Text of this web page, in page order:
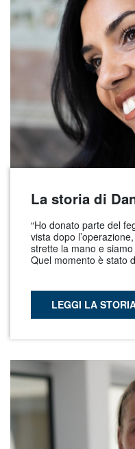
La storia di
“Ho donato parte del
vista dopo
strette la mano e
Quel momento è stato
LEGGI LA